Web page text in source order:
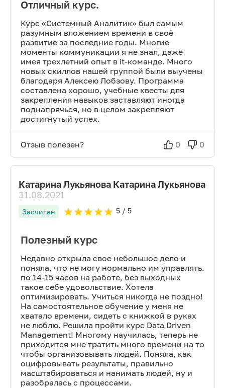
Отличный курс.
Курс «Системный Аналитик» был самым
разумным вложением времени в своё
развитие за последние годы. Многие
моменты коммуникации я не знал, даже
имея трехлетний опыт в it-команде. Много
новых скиллов нашей группой были выучены
благодаря Алексею Лобзову. Программа
составлена хорошо, учебные квесты для
закрепления навыков заставляют иногда
поднапрячься, но в целом закрепляют
достигнутый успех.
Отзыв полезен? 0 0
Катарина Лукьянова Катарина Лукьянова
31.08.2021
Засчитан 5/ 5
Полезный курс
Недавно открыла свое небольшое дело и
поняла, что не могу нормально им управлять.
по 14-15 часов на работе, без выходных
такое себе удовольствие. Хотела
оптимизировать. Учиться никогда не поздно!
На самостоятельное обучение у меня не
хватало времени, сидеть с книжкой в руках
не люблю. Решила пройти курс Data Driven
Management! Многому научилась, теперь не
приходится мне тратить много времени на то
чтобы организовывать людей. Поняла, как
оцифровывать результаты, правильно
масштабироваться и нанимать людей, ну и
разобралась с процессами.